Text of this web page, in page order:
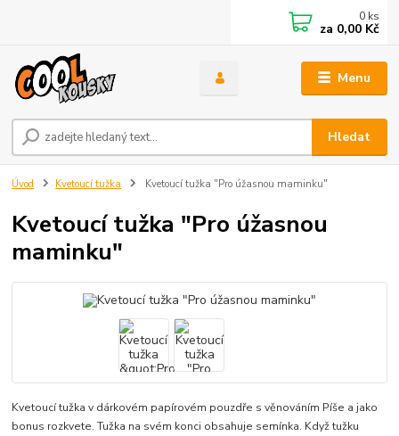
Menu
Hledat
0 ks
za 0,00 Kč
Úvod Kvetoucí tužka Kvetoucí tužka "Pro úžasnou maminku"
Kvetoucí tužka "Pro úžasnou
maminku"
Kvetoucí tužka v dárkovém papírovém pouzdře s věnováním Píše a jako
bonus rozkvete. Tužka na svém konci obsahuje semínka. Když tužku